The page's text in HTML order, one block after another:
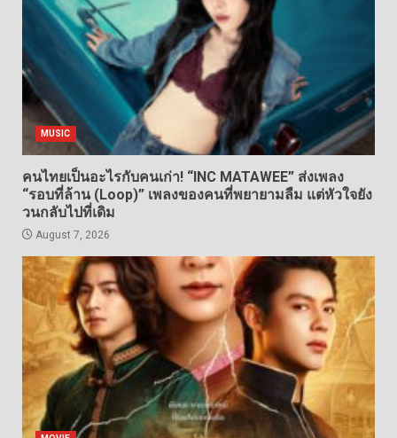
MUSIC
คนไทยเป็นอะไรกับคนเก่า! “INC MATAWEE” ส่งเพลง
“รอบที่ล้าน (Loop)” เพลงของคนที่พยายามลืม แต่หัวใจยัง
วนกลับไปที่เดิม
August 7, 2026